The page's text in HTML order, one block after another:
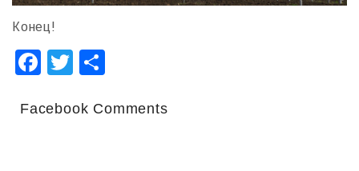
Конец!
F
c
T
tt п
Facebook Comments